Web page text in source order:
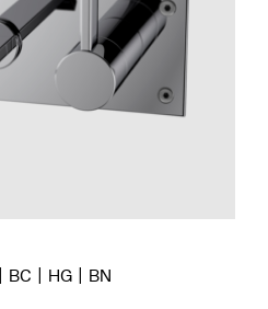
BC HG BN